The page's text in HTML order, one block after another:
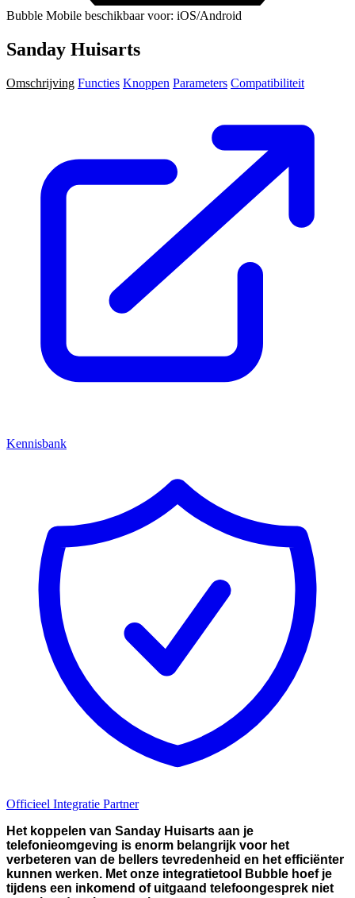
Bubble Mobile beschikbaar voor: iOS/Android
Sanday Huisarts
Omschrijving Functies Knoppen Parameters Compatibiliteit
Kennisbank
Officieel Integratie Partner
Het koppelen van Sanday Huisarts aan je
telefonieomgeving is enorm belangrijk voor het
verbeteren van de bellers tevredenheid en het efficiënter
kunnen werken. Met onze integratietool Bubble hoef je
tijdens een inkomend of uitgaand telefoongesprek niet